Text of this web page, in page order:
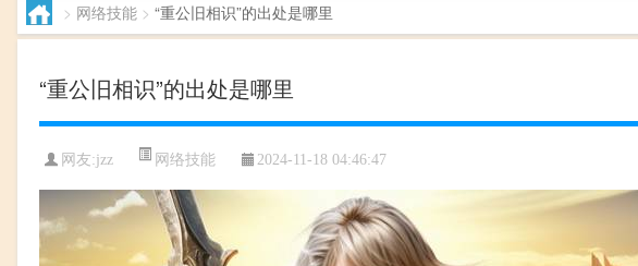
> 网络技能 > “重公旧相识”的出处是哪里
“重公旧相识”的出处是哪里
网友:jzz 网络技能 2024-11-18 04:46:47